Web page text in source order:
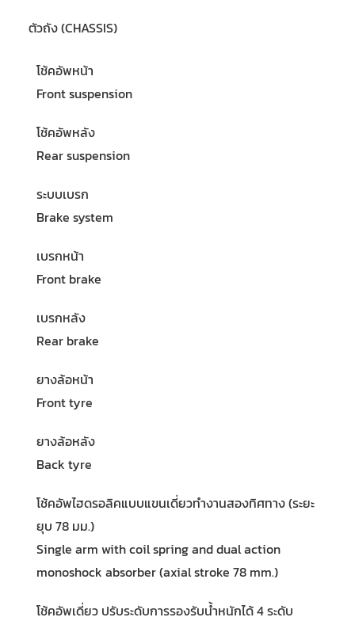
ตัวถัง (CHASSIS)
โช้คอัพหน้า
Front suspension
โช้คอัพหลัง
Rear suspension
ระบบเบรก
Brake system
เบรกหน้า
Front brake
เบรกหลัง
Rear brake
ยางล้อหน้า
Front tyre
ยางล้อหลัง
Back tyre
โช้คอัพไฮดรอลิคแบบแขนเดี่ยวทำงานสองทิศทาง (ระยะ
ยุบ 78 มม.)
Single arm with coil spring and dual action
monoshock absorber (axial stroke 78 mm.)
โช้คอัพเดี่ยว ปรับระดับการรองรับน้ำหนักได้ 4 ระดับ